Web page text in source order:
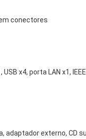
conectores
x4, porta LAN x1,
adaptador externo, CD